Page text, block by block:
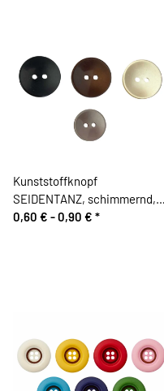
Kunststoffknopf
SEIDENTANZ, schimmernd,
Union Knopf
0,60 € -0,90 € *